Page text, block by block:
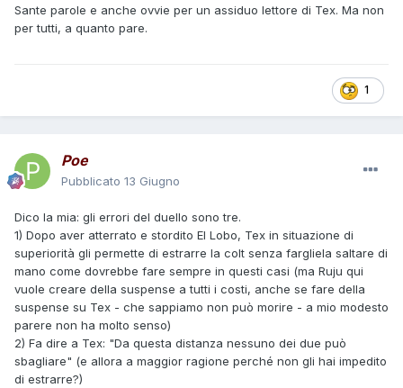
ATTIMO, è il motore di tutta la vicenda onirica, che altrimenti
non sarebbe possibile!
non dite che non sono rispettoso delle opinioni dei lettori,
Tex nelle mie storie. Al massimo lancia un grido
d'avvertimento. Ma un pard, una Tesah, un cavallo
loro possono farlo..
Sante parole e anche ovvie per un assiduo lettore di Tex. Ma non
per tutti, a quanto pare.
1
Poe
Pubblicato 13 Giugno
Dico la mia: gli errori del duello sono tre.
1) Dopo aver atterrato e stordito El Lobo, Tex in situazione di
superiorità gli permette di estrarre la colt senza fargliela saltare di
mano come dovrebbe fare sempre in questi casi (ma Ruju qui
vuole creare della suspense a tutti i costi, anche se fare della
suspense su Tex - che sappiamo non può morire - a mio modesto
parere non ha molto senso)
2) Fa dire a Tex: "Da questa distanza nessuno dei due può
sbagliare" (e allora a maggior ragione perché non gli hai impedito
di estrarre?)